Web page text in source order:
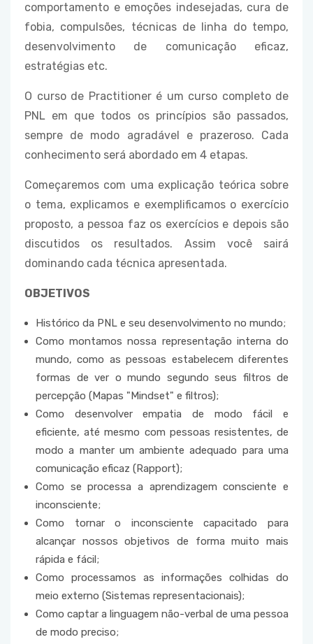
comportamento e emoções indesejadas, cura de
fobia, compulsões, técnicas de linha do tempo,
desenvolvimento de comunicação eficaz,
estratégias etc.
O curso de Practitioner é um curso completo de
PNL em que todos os princípios são passados,
sempre de modo agradável e prazeroso. Cada
conhecimento será abordado em 4 etapas.
Começaremos com uma explicação teórica sobre
o tema, explicamos e exemplificamos o exercício
proposto, a pessoa faz os exercícios e depois são
discutidos os resultados. Assim você sairá
dominando cada técnica apresentada.
OBJETIVOS
Histórico da PNL e seu desenvolvimento no mundo;
Como montamos nossa representação interna do
mundo, como as pessoas estabelecem diferentes
formas de ver o mundo segundo seus filtros de
percepção (Mapas "Mindset" e filtros);
Como desenvolver empatia de modo fácil e
eficiente, até mesmo com pessoas resistentes, de
modo a manter um ambiente adequado para uma
comunicação eficaz (Rapport);
Como se processa a aprendizagem consciente e
inconsciente;
Como tornar o inconsciente capacitado para
alcançar nossos objetivos de forma muito mais
rápida e fácil;
Como processamos as informações colhidas do
meio externo (Sistemas representacionais);
Como captar a linguagem não-verbal de uma pessoa
de modo preciso;